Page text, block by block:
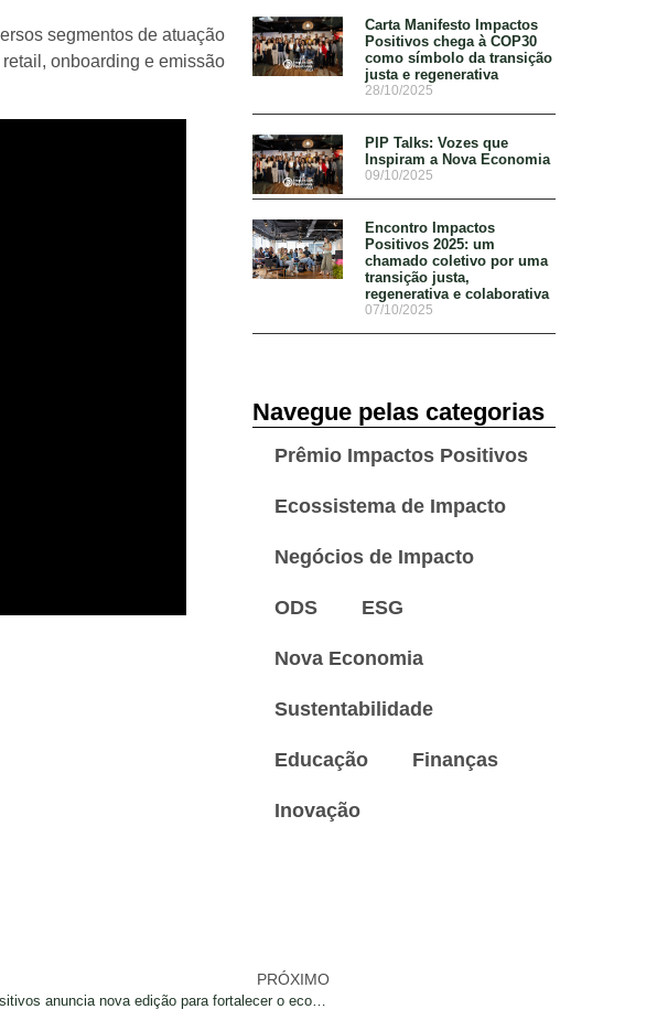
segmentos de atuação
onboarding e emissão
Carta Manifesto Impactos
Positivos chega à COP30
como símbolo da transição
justa e regenerativa
28/10/2025
PIP Talks: Vozes que
Inspiram a Nova Economia
09/10/2025
Encontro Impactos
Positivos 2025: um
chamado coletivo por uma
transição justa,
regenerativa e colaborativa
07/10/2025
Navegue pelas categorias
Prêmio Impactos Positivos
Ecossistema de Impacto
Negócios de Impacto
ODS ESG
Nova Economia
Sustentabilidade
Educação Finanças
Inovação
PRÓXIMO
Impactos Positivos anuncia nova edição para fortalecer o ecossistema de impacto no Brasil e no mundo